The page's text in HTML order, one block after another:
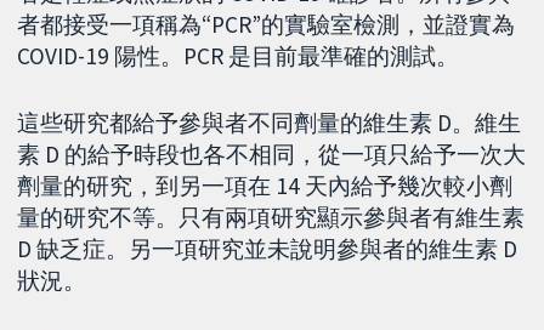
者都接受一項稱為“PCR”的實驗室檢測，並證實為
COVID-19 陽性。PCR 是目前最準確的測試。
這些研究都給予參與者不同劑量的維生素 D。維生
素 D 的給予時段也各不相同，從一項只給予一次大
劑量的研究，到另一項在 14 天內給予幾次較小劑
量的研究不等。只有兩項研究顯示參與者有維生素
D 缺乏症。另一項研究並未說明參與者的維生素 D
狀況。